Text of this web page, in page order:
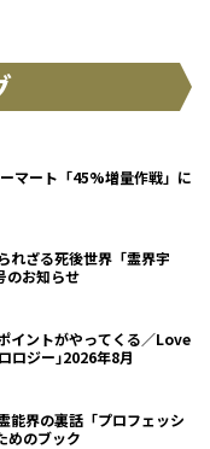
マート「45%増量作戦」に
ざる死後世界「霊界宇
のお知らせ
イントがやってくる／Love
ロジー｣2026年8月
能界の裏話「プロフェッシ
めのブック